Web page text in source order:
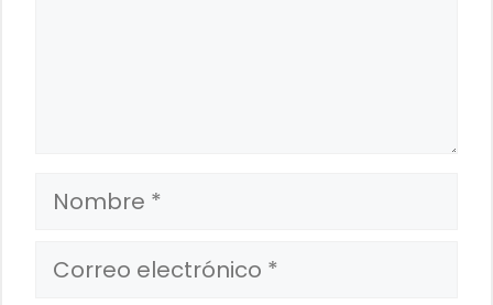
Nombre
Correo
electrónico